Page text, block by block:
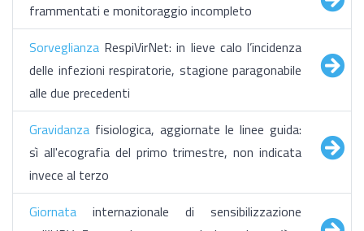
frammentati e monitoraggio incompleto
Sorveglianza RespiVirNet: in lieve calo l’incidenza
delle infezioni respiratorie, stagione paragonabile
alle due precedenti
Gravidanza fisiologica, aggiornate le linee guida:
sì all'ecografia del primo trimestre, non indicata
invece al terzo
Giornata internazionale di sensibilizzazione